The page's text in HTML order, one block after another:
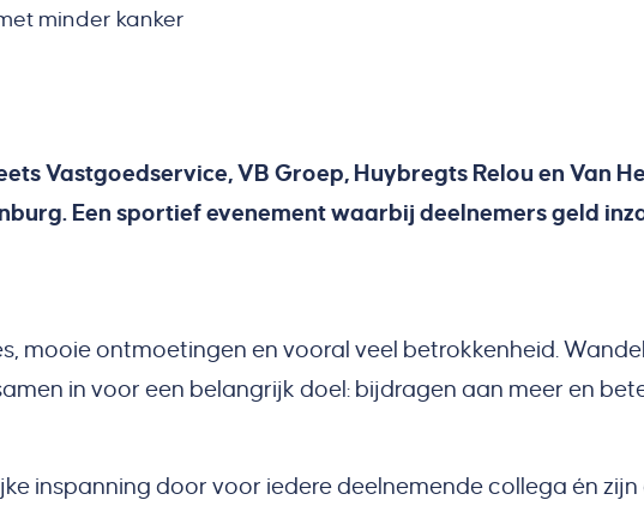
minder kanker
Vastgoedservice, VB Groep, Huybregts Relou en Van
Een sportief evenement waarbij deelnemers geld
mooie ontmoetingen en vooral veel betrokkenheid.
in voor een belangrijk doel: bijdragen aan meer en
inspanning door voor iedere deelnemende collega én